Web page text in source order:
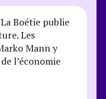
Boétie publie
Les
Mann y
l’économie